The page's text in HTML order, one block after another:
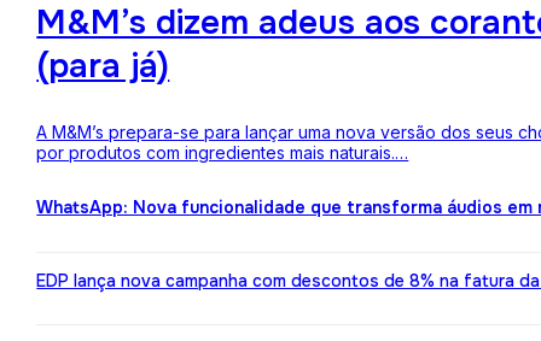
M&M’s dizem adeus aos
(para já)
A M&M’s prepara-se para lançar uma nova versão dos seus
por produtos com ingredientes mais naturais.…
WhatsApp: Nova funcionalidade que transforma áudios
EDP lança nova campanha com descontos de 8% na fatura